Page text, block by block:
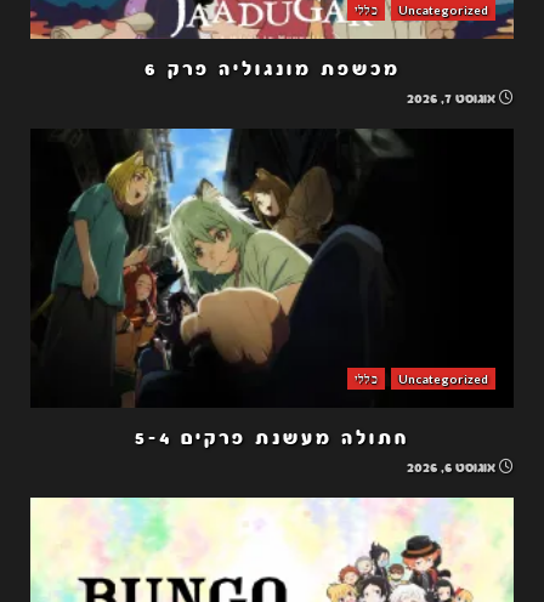
Uncategorized כללי
מכשפת מונגוליה פרק 6
אוגוסט 7, 2026
Uncategorized כללי
חתולה מעשנת פרקים 5-4
אוגוסט 6, 2026